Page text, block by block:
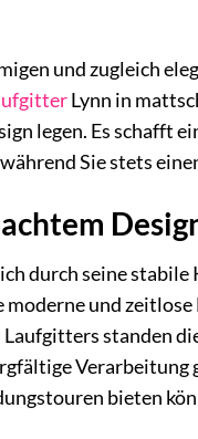
und zugleich
Lynn in
legen. Es schafft
Sie stets
durch seine
und
standen
bieten